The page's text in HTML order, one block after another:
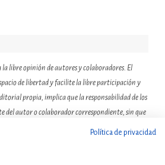
la libre opinión de autores y colaboradores. El
de libertad y facilite la libre participación y
propia, implica que la responsabilidad de los
del autor o colaborador correspondiente, sin que
de la comunidad de Fiscalblog asuman o
expresadas.
Política de privacidad